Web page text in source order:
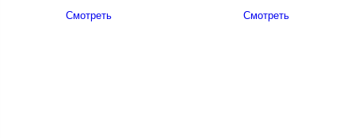
Смотреть Смотреть